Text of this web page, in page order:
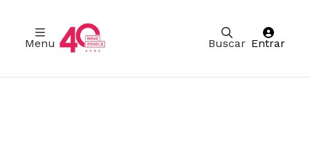
Buscar
Menu Entrar